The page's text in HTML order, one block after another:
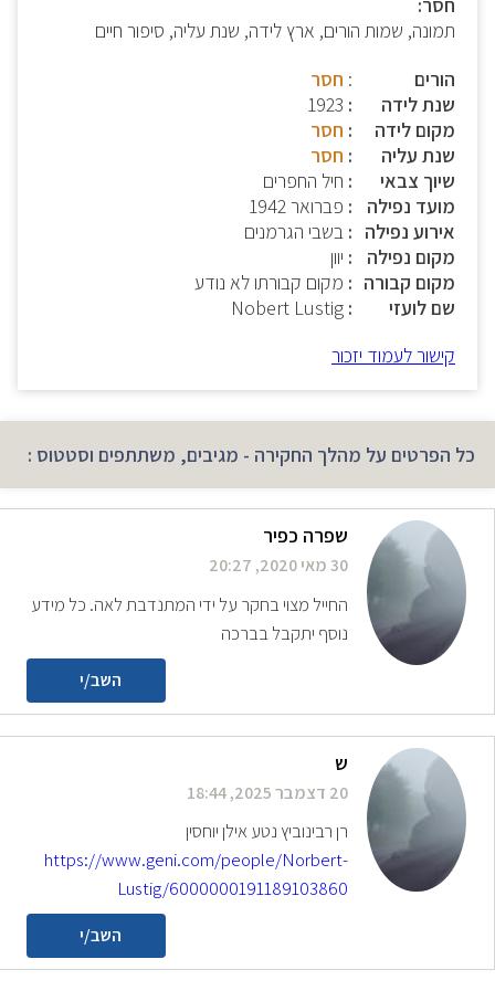
תמונה, שמות הורים, ארץ לידה, שנת עליה, סיפור חיים
הורים
: חסר
שנת לידה
1923
מקום לידה
חסר
שנת עליה
חסר
שיוך צבאי
חיל החפרים
מועד נפילה
פברואר 1942
אירוע נפילה
בשבי הגרמנים
מקום נפילה
יוון
מקום קבורה
מקום קבורתו לא נודע
שם לועזי
Nobert Lustig
קישור לעמוד יזכור
כל הפרטים על מהלך החקירה - מגיבים, משתתפים וסטטוס :
שפרה כפיר
30 מאי 2020, 20:27
החייל מצוי בחקר על ידי המתנדבת לאה. כל מידע
נוסף יתקבל בברכה
השב/י
ש
20 דצמבר 2025, 18:44
רן רבינוביץ נטע אילן יוחסין
https://www.geni.com/people/Norbert-
Lustig/6000000191189103860
השב/י